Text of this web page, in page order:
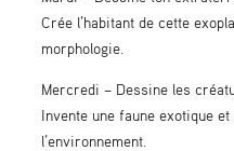
Crée l’habitant de cette
morphologie.
Mercredi – Dessine les
Invente une faune exotique
l’environnement.